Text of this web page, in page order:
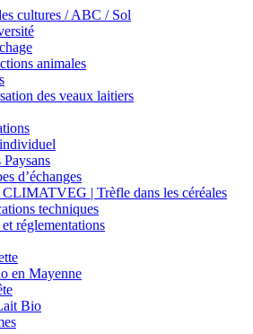
cultures / ABC / Sol
animales
des veaux laitiers
Paysans
d’échanges
CLIMATVEG | Trèfle dans les céréales
techniques
réglementations
en Mayenne
Bio